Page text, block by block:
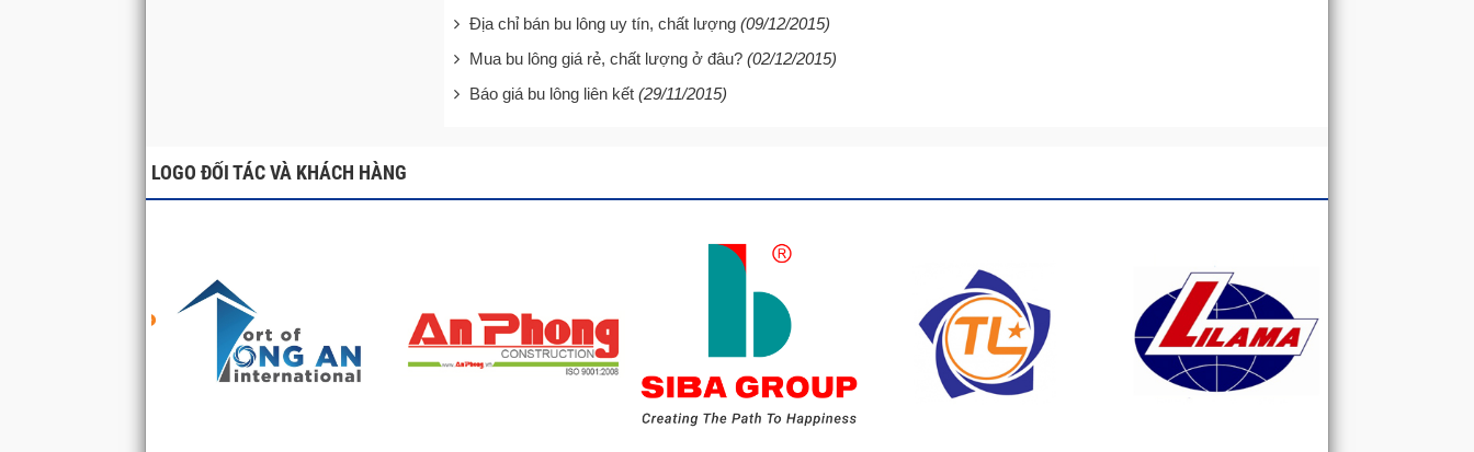
Địa chỉ bán bu lông uy tín, chất lượng (09/12/2015)
Mua bu lông giá rẻ, chất lượng ở đâu? (02/12/2015)
Báo giá bu lông liên kết (29/11/2015)
LOGO ĐỐI TÁC VÀ KHÁCH HÀNG